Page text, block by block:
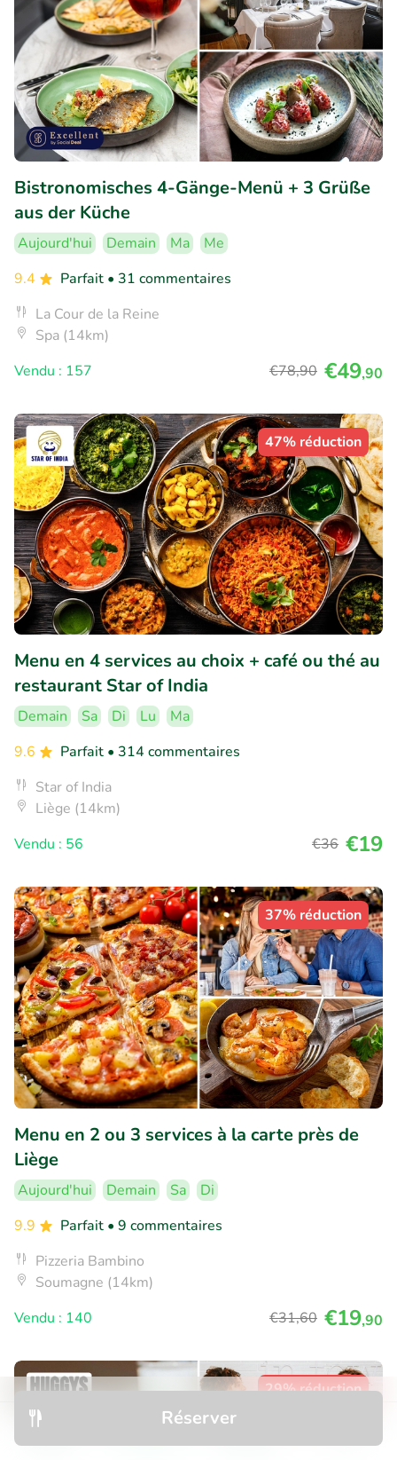
Réserver
Bistronomisches 4-Gänge-Menü + 3 Grüße
aus der Küche
Aujourd'hui Demain Ma
Me
9.4
Parfait • 31 commentaires
La Cour de la Reine
Spa (14km)
Vendu : 157
€78,90 €49,90
47% réduction
Menu en 4 services au choix + café ou thé au
restaurant Star of India
Demain Sa Di Lu
Ma
9.6
Parfait • 314 commentaires
Star of India
Liège (14km)
Vendu : 56
€36 €19
37% réduction
Menu en 2 ou 3 services à la carte près de
Liège
Aujourd'hui Demain Sa
Di
9.9
Parfait • 9 commentaires
Pizzeria Bambino
Soumagne (14km)
Vendu : 140
€31,60 €19,90
29% réduction